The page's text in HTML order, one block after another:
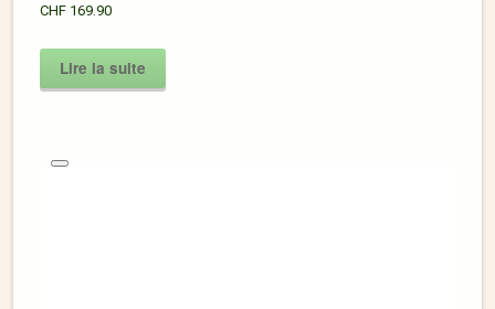
CHF 169.90
Lire la suite